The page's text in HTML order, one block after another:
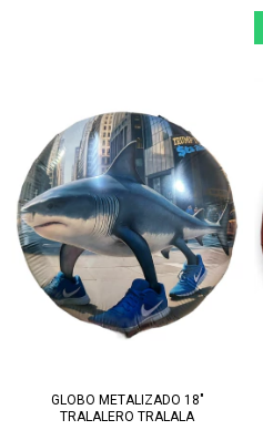
GLOBO METALIZADO 18"
TRALALERO TRALALA